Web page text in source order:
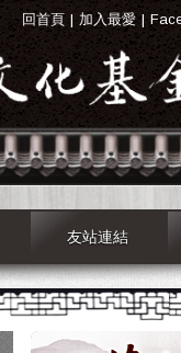
回首頁 | 加入最愛 |
友站連結